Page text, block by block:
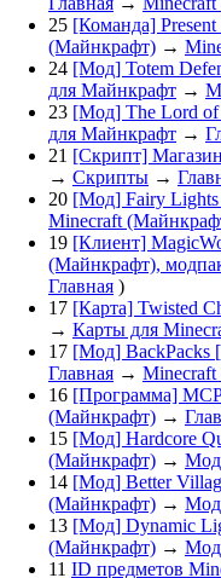
25 [Команда]
(Майнкрафт) →
24 [Мод] Totem
для Майнкрафт →
23 [Мод] The Lord of
для Майнкрафт →
21 [Скрипт]
→ Скрипты →
20 [Мод] Fairy
Minecraft
19 [Клиент]
(Майнкрафт),
Главная )
17 [Карта] Twisted
→ Карты для
17 [Мод] BackPacks
Главная →
16 [Программа]
(Майнкрафт) →
15 [Мод] Hardcore
(Майнкрафт) →
14 [Мод] Better
(Майнкрафт) →
13 [Мод] Dynamic
(Майнкрафт) →
11 ID предметов